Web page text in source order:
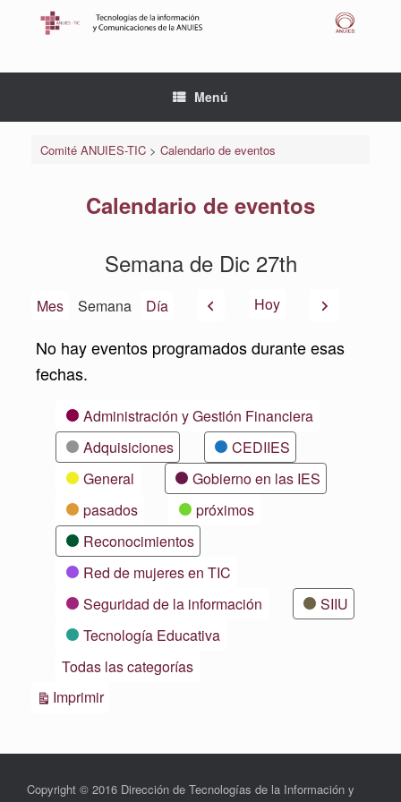
Menú
Comité ANUIES-TIC> Calendario de eventos
Calendario de eventos
Semana de Dic 27th
Mes Semana Día AnteriorHoy Siguiente
No hay eventos programados durante esas
fechas.
CategoríasAdministración y Gestión Financiera
Adquisiciones
CEDIIES
General
Gobierno en las IES
pasados
próximos
Reconocimientos
Red de mujeres en TIC
Seguridad de la información
SIIU
Tecnología Educativa
Todas las categorías
ImprimirVistas
Copyright © 2016 Dirección de Tecnologías de la Información y